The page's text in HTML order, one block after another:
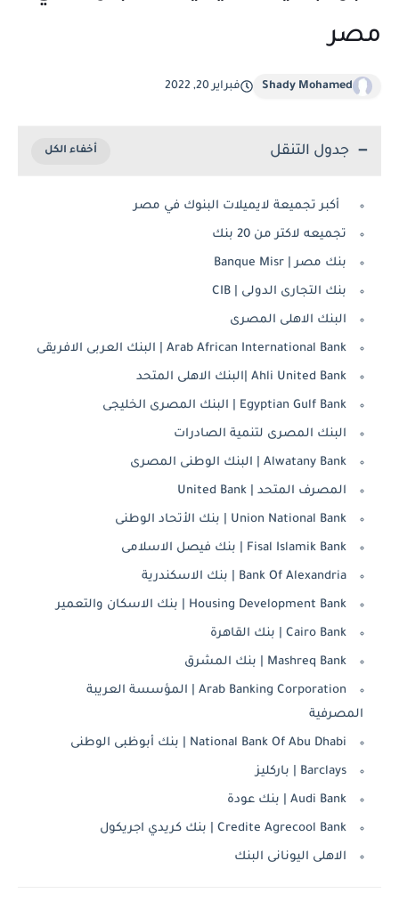
مصر
Shady Mohamed فبراير 20, 2022
جدول التنقل
أكبر تجميعة لايميلات البنوك في مصر
تجميعه لاكتر من 20 بنك
بنك مصر | Banque Misr
بنك التجارى الدولى | CIB
البنك الاهلى المصرى
Arab African International Bank | البنك العربى الافريقى
Ahli United Bank |البنك الاهلى المتحد
Egyptian Gulf Bank | البنك المصرى الخليجى
البنك المصرى لتنمية الصادرات
Alwatany Bank | البنك الوطنى المصرى
المصرف المتحد | United Bank
Union National Bank | بنك الأتحاد الوطنى
Fisal Islamik Bank | بنك فيصل الاسلامى
Bank Of Alexandria | بنك الاسكندرية
Housing Development Bank | بنك الاسكان والتعمير
Cairo Bank | بنك القاهرة
Mashreq Bank | بنك المشرق
Arab Banking Corporation | المؤسسة العريبة
المصرفية
National Bank Of Abu Dhabi | بنك أبوظبى الوطنى
Barclays | باركليز
Audi Bank | بنك عودة
Credite Agrecool Bank | بنك كريدي اجريكول
الاهلى اليونانى البنك